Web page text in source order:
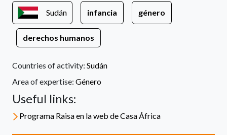
Sudán infancia género
derechos humanos
Countries of activity: Sudán
Area of expertise: Género
Useful links:
Programa Raisa en la web de Casa África